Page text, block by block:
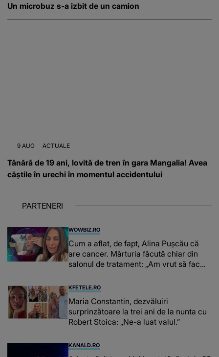
Un microbuz s-a izbit de un camion
9 AUG ACTUALE
Tânără de 19 ani, lovită de tren în gara Mangalia! Avea
căștile în urechi în momentul accidentului
PARTENERI
WOWBIZ.RO
Cum a aflat, de fapt, Alina Pușcău că
are cancer. Mărturia făcută chiar din
salonul de tratament: „Am vrut să fac
înțepe sânul”
KFETELE.RO
Maria Constantin, dezvăluiri
surprinzătoare la trei ani de la nunta cu
Robert Stoica: „Ne-a luat valul.”
KANALD.RO